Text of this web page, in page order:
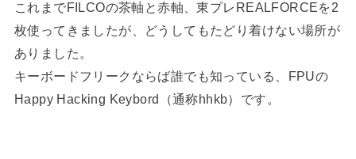
これまでFILCOの茶軸と赤軸、東プレREALFORCEを2
枚使ってきましたが、どうしてもたどり着けない場所が
ありました。
キーボードフリークならば誰でも知っている、FPUの
Happy Hacking Keybord（通称hhkb）です。